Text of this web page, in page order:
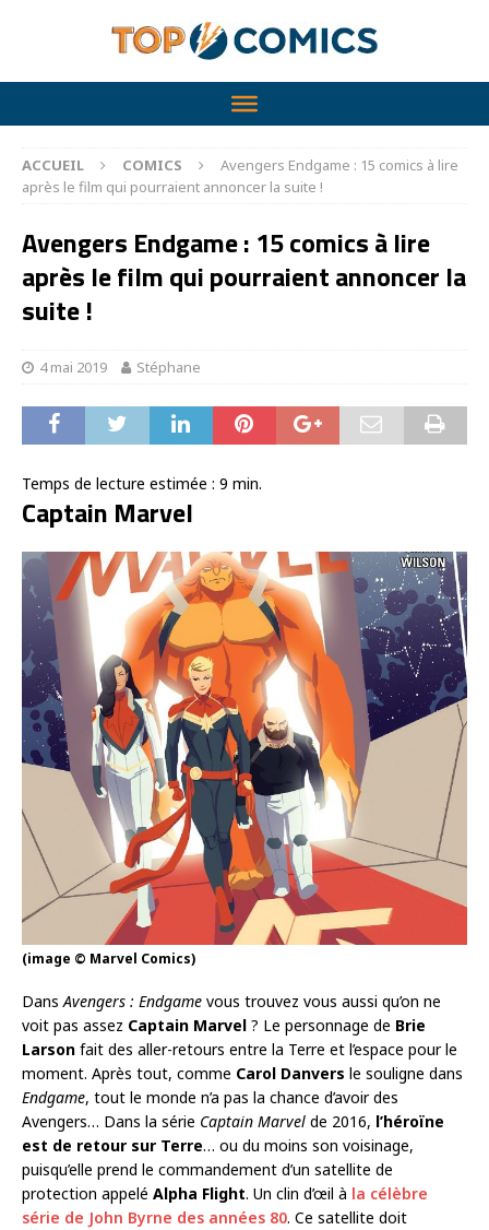
ACCUEIL COMICS
Avengers Endgame : 15 comics à lire
après le film qui pourraient annoncer la suite !
Avengers Endgame : 15 comics à lire
après le film qui pourraient annoncer la
suite !
4 mai 2019 Stéphane
Temps de lecture estimée : 9 min.
Captain Marvel
(image © Marvel Comics)
DansAvengers : Endgame vous trouvez vous aussi qu’on ne
voit pas assez Captain Marvel ? Le personnage de Brie
Larson fait des aller-retours entre la Terre et l’espace pour le
moment. Après tout, comme Carol Danvers le souligne dans
Endgame, tout le monde n’a pas la chance d’avoir des
Avengers… Dans la série Captain Marvel de 2016, l’héroïne
est de retour sur Terre… ou du moins son voisinage,
puisqu’elle prend le commandement d’un satellite de
protection appelé Alpha Flight. Un clin d’œil à la célèbre
série de John Byrne des années 80. Ce satellite doit